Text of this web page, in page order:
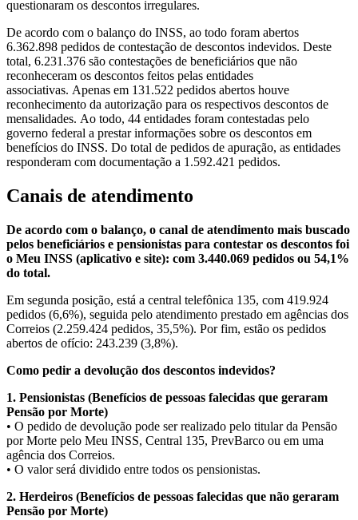
questionaram os descontos irregulares.
De acordo com o balanço do INSS, ao todo foram abertos
6.362.898 pedidos de contestação de descontos indevidos. Deste
total, 6.231.376 são contestações de beneficiários que não
reconheceram os descontos feitos pelas entidades
associativas. Apenas em 131.522 pedidos abertos houve
reconhecimento da autorização para os respectivos descontos de
mensalidades. Ao todo, 44 entidades foram contestadas pelo
governo federal a prestar informações sobre os descontos em
benefícios do INSS. Do total de pedidos de apuração, as entidades
responderam com documentação a 1.592.421 pedidos.
Canais de atendimento
De acordo com o balanço, o canal de atendimento mais buscado
pelos beneficiários e pensionistas para contestar os descontos foi
o Meu INSS (aplicativo e site): com 3.440.069 pedidos ou 54,1%
do total.
Em segunda posição, está a central telefônica 135, com 419.924
pedidos (6,6%), seguida pelo atendimento prestado em agências dos
Correios (2.259.424 pedidos, 35,5%). Por fim, estão os pedidos
abertos de ofício: 243.239 (3,8%).
Como pedir a devolução dos descontos indevidos?
1. Pensionistas (Benefícios de pessoas falecidas que geraram
Pensão por Morte)
• O pedido de devolução pode ser realizado pelo titular da Pensão
por Morte pelo Meu INSS, Central 135, PrevBarco ou em uma
agência dos Correios.
• O valor será dividido entre todos os pensionistas.
2. Herdeiros (Benefícios de pessoas falecidas que não geraram
Pensão por Morte)